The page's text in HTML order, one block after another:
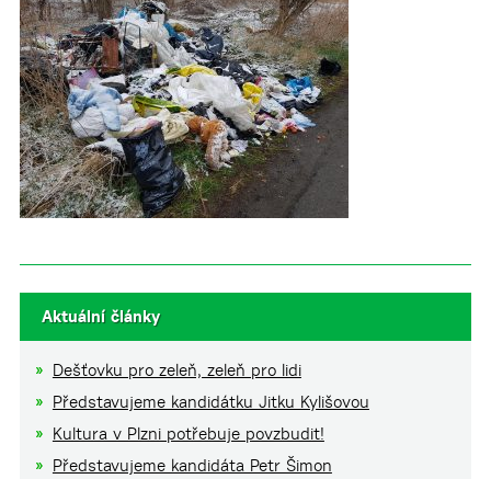
Aktuální články
Dešťovku pro zeleň, zeleň pro lidi
Představujeme kandidátku Jitku Kylišovou
Kultura v Plzni potřebuje povzbudit!
Představujeme kandidáta Petr Šimon